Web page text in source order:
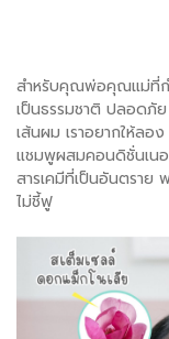
สำหรับคุณพ่อคุณแม่ที่ก
เป็นธรรมชาติ ปลอดภั
เส้นผม เราอยากให้ล
แชมพูผสมคอนดิชั่นเน
สารเคมีที่เป็นอันตราย
ไม่ชี้ฟู